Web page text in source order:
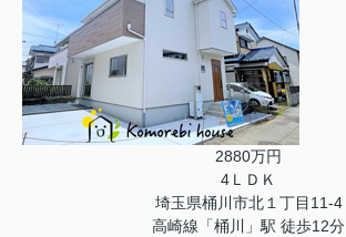
2880万円
4ＬＤＫ
埼玉県桶川市北１丁目11-4
高崎線「桶川」駅 徒歩12分